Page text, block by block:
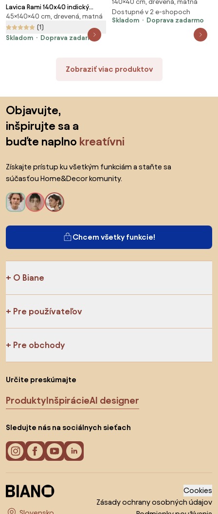
Lavica Rami 140x40 indický
masív palisander Super natural
45×140×40 cm, drevená, matná
(1)
Skladom
Doprava zadarmo
masívu palisander Natural
140×40 cm, drevená, matná
Dostupné v 2 e-shopoch
Skladom
Doprava zadarmo
Zobraziť viac produktov
Objavujte,
inšpirujte sa a
buďte naplno kreatívni
Získajte prístup ku všetkým funkciám a staňte sa
súčasťou Home&Decor komunity.
Chcem všetky funkcie!
O Biane
Pre používateľov
Pre obchody
Určite preskúmajte
ProduktyInšpirácieAI designer
Sledujte nás na sociálnych sieťach
Cookies
Zásady ochrany osobných údajov